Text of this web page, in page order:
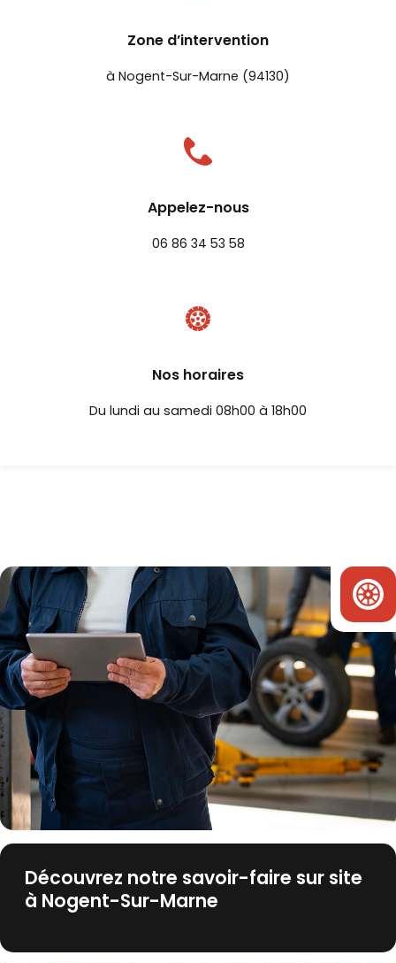
Zone d’intervention
à Nogent-Sur-Marne (94130)
Appelez-nous
06 86 34 53 58
Nos horaires
Du lundi au samedi 08h00 à 18h00
Découvrez notre savoir-faire sur site
à Nogent-Sur-Marne